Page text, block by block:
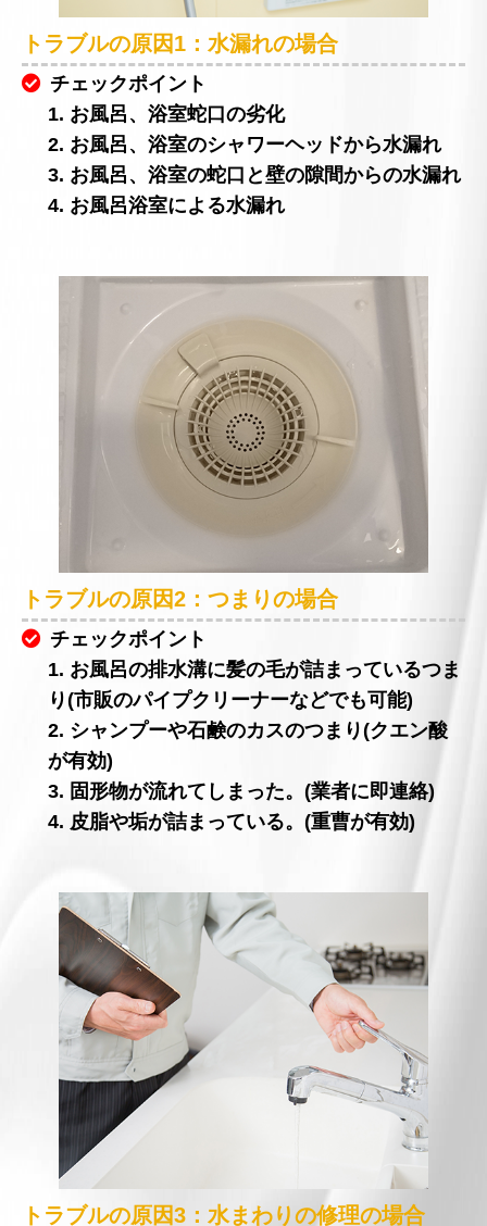
トラブルの原因1：水漏れの場合
チェックポイント
1. お風呂、浴室蛇口の劣化
2. お風呂、浴室のシャワーヘッドから水漏れ
3. お風呂、浴室の蛇口と壁の隙間からの水漏れ
4. お風呂浴室による水漏れ
トラブルの原因2：つまりの場合
チェックポイント
1. お風呂の排水溝に髪の毛が詰まっているつま
り(市販のパイプクリーナーなどでも可能)
2. シャンプーや石鹸のカスのつまり(クエン酸
が有効)
3. 固形物が流れてしまった。(業者に即連絡)
4. 皮脂や垢が詰まっている。(重曹が有効)
トラブルの原因3：水まわりの修理の場合